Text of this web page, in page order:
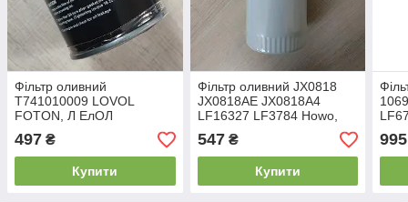
Фільтр оливний
T741010009 LOVOL
FOTON, Л ЕлОЛ
497 ₴
Купити
Фільтр оливний JX0818
JX0818AE JX0818A4
LF16327 LF3784 Howo,
Хово,Foton,Фотон
(61000070005)
547₴
Купити
995